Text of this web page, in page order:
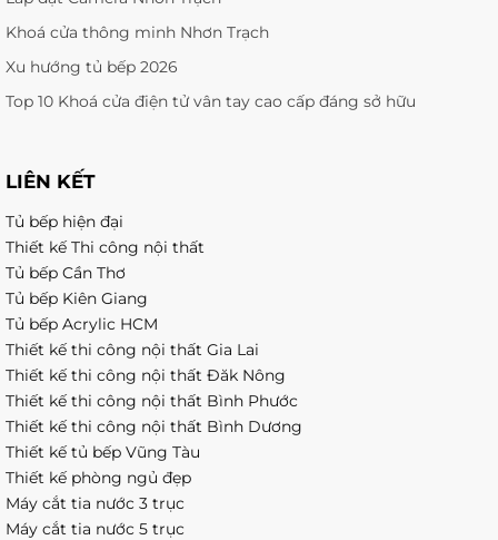
Khoá cửa thông minh Nhơn Trạch
Xu hướng tủ bếp 2026
Top 10 Khoá cửa điện tử vân tay cao cấp đáng sở hữu
LIÊN KẾT
Tủ bếp hiện đại
Thiết kế Thi công nội thất
Tủ bếp Cần Thơ
Tủ bếp Kiên Giang
Tủ bếp Acrylic HCM
Thiết kế thi công nội thất Gia Lai
Thiết kế thi công nội thất Đăk Nông
Thiết kế thi công nội thất Bình Phước
Thiết kế thi công nội thất Bình Dương
Thiết kế tủ bếp Vũng Tàu
Thiết kế phòng ngủ đẹp
Máy cắt tia nước 3 trục
Máy cắt tia nước 5 trục